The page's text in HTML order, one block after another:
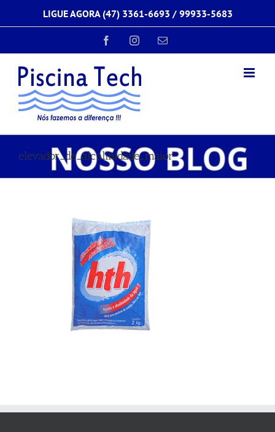
o
LIGUE AGORA (47) 3361-6693 / 99933-5683
FacebookInstagram
E-
elevador_de_alcalinidade_maior